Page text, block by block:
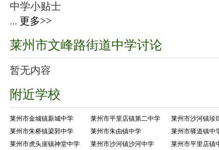
中学小贴士
... 更多>>
莱州市文峰路街道中学讨论
暂无内容
附近学校
莱州市金城镇新城中学 莱州市平里店镇第二中学
莱州市沙河镇珍
莱州市朱桥镇梁郭中学
莱州市朱由镇中学
莱州市驿道镇中
莱州市虎头崖镇神堂中学
莱州市沙河镇沙河中学
莱州市平里店镇